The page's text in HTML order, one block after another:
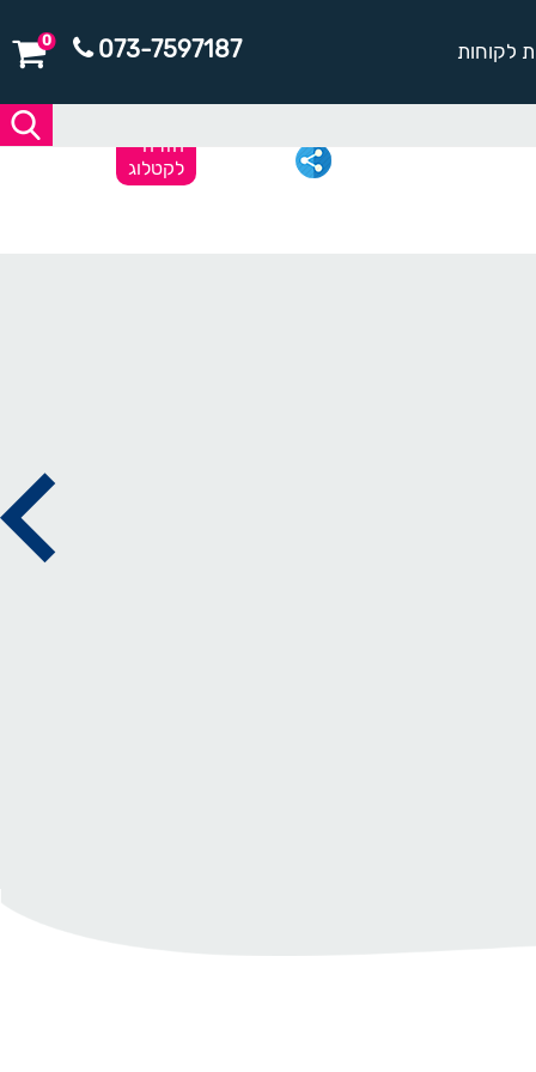
לקוחות 073-7597187
0
חזרה
לקטלוג